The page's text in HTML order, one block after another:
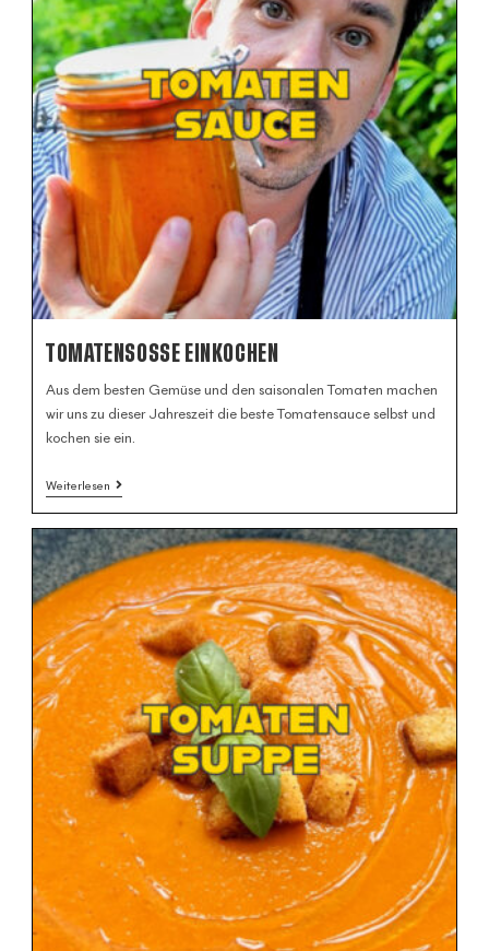
TOMATENSOSSE EINKOCHEN
Aus dem besten Gemüse und den saisonalen Tomaten machen
wir uns zu dieser Jahreszeit die beste Tomatensauce selbst und
kochen sie ein.
Weiterlesen